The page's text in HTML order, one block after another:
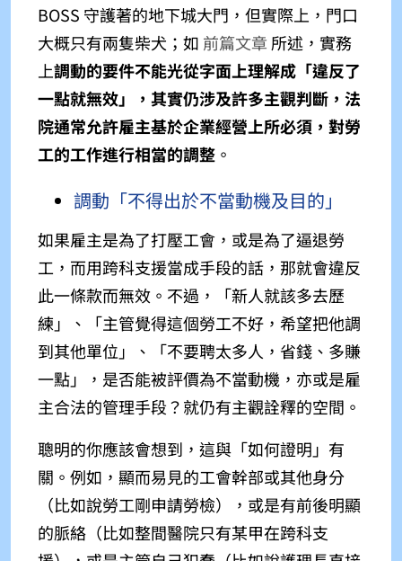
BOSS 守護著的地下城大門，但實際上，門口
大概只有兩隻柴犬；如 前篇文章 所述，實務
上調動的要件不能光從字面上理解成「違反了
一點就無效」，其實仍涉及許多主觀判斷，法
院通常允許雇主基於企業經營上所必須，對勞
工的工作進行相當的調整。
調動「不得出於不當動機及目的」
如果雇主是為了打壓工會，或是為了逼退勞
工，而用跨科支援當成手段的話，那就會違反
此一條款而無效。不過，「新人就該多去歷
練」、「主管覺得這個勞工不好，希望把他調
到其他單位」、「不要聘太多人，省錢、多賺
一點」，是否能被評價為不當動機，亦或是雇
主合法的管理手段？就仍有主觀詮釋的空間。
聰明的你應該會想到，這與「如何證明」有
關。例如，顯而易見的工會幹部或其他身分
（比如說勞工剛申請勞檢），或是有前後明顯
的脈絡（比如整間醫院只有某甲在跨科支